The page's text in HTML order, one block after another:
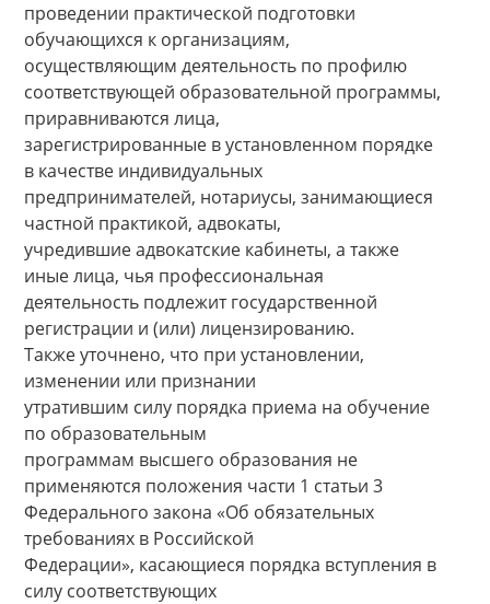
проведении практической подготовки
обучающихся к организациям,
осуществляющим деятельность по профилю
соответствующей образовательной программы,
приравниваются лица,
зарегистрированные в установленном порядке
в качестве индивидуальных
предпринимателей, нотариусы, занимающиеся
частной практикой, адвокаты,
учредившие адвокатские кабинеты, а также
иные лица, чья профессиональная
деятельность подлежит государственной
регистрации и (или) лицензированию.
Также уточнено, что при установлении,
изменении или признании
утратившим силу порядка приема на обучение
по образовательным
программам высшего образования не
применяются положения части 1 статьи 3
Федерального закона «Об обязательных
требованиях в Российской
Федерации», касающиеся порядка вступления в
силу соответствующих